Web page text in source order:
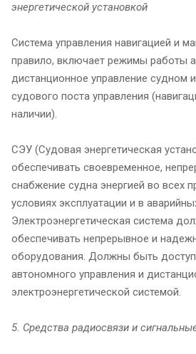
энергетической установкой
Система управления навигацией и
правило, включает режимы работы
дистанционное управление судном
судового поста управления
наличии).
СЭУ (Судовая энергетическая
обеспечивать своевременное,
снабжение судна энергией во всех
условиях эксплуатации и в
Электроэнергетическая система
обеспечивать непрерывное и
оборудования. Должны быть
автономного управления и
электроэнергетической системой.
5. Средства радиосвязи и